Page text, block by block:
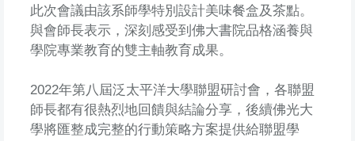
此次會議由該系師學特別設計美味餐盒及茶點。
與會師長表示，深刻感受到佛大書院品格涵養與
學院專業教育的雙主軸教育成果。
2022年第八屆泛太平洋大學聯盟研討會，各聯盟
師長都有很熱烈地回饋與結論分享，後續佛光大
學將匯整成完整的行動策略方案提供給聯盟學